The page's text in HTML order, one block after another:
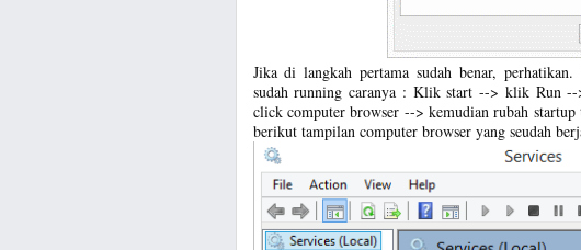
Jika di langkah pertama sudah benar,
sudah running caranya : Klik start --> klik Run
click computer browser --> kemudian rubah
berikut tampilan computer browser yang seudah